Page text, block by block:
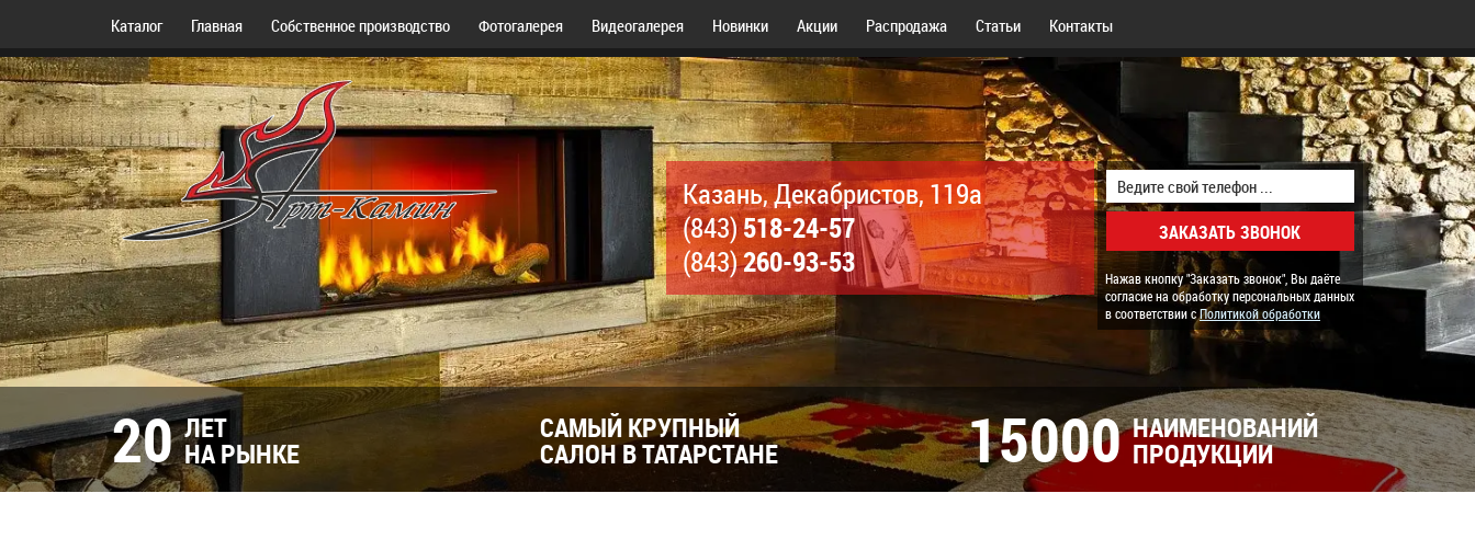
Каталог Главная Собственное производство Фотогалерея Видеогалерея Новинки Акции Распродажа Статьи Контакты
Казань, Декабристов, 119а
(843)518-24-57
(843)260-93-53
Нажав кнопку "Заказать звонок", Вы даёте
согласие на обработку персональных данных
в соответствии сПолитикой обработки
20 ЛЕТ
НА РЫНКЕ
САМЫЙ КРУПНЫЙ
САЛОН В ТАТАРСТАНЕ 15000 НАИМЕНОВАНИЙ
ПРОДУКЦИИ